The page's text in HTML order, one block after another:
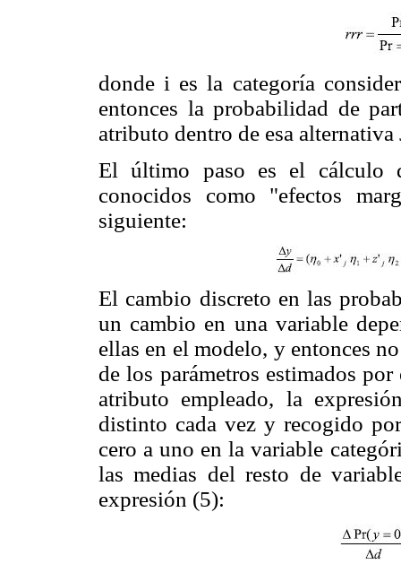
donde i es la categoría
entonces la probabilidad de
atributo dentro de esa
El último paso es el cálculo
conocidos como "efectos
siguiente:
El cambio discreto en las
un cambio en una variable
ellas en el modelo, y entonces
de los parámetros estimados
atributo empleado, la
distinto cada vez y recogido
cero a uno en la variable
las medias del resto de
expresión (5):